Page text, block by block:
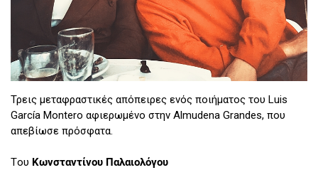
Τρεις μεταφραστικές απόπειρες ενός ποιήματος του Luis
García Montero αφιερωμένο στην Almudena Grandes, που
απεβίωσε πρόσφατα.
Tου Κωνσταντίνου Παλαιολόγου